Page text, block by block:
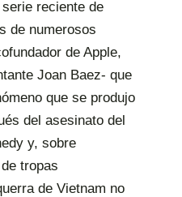
reciente de
de numerosos
de Apple,
Joan Baez- que
que se produjo
del asesinato del
y, sobre
tropas
de Vietnam no